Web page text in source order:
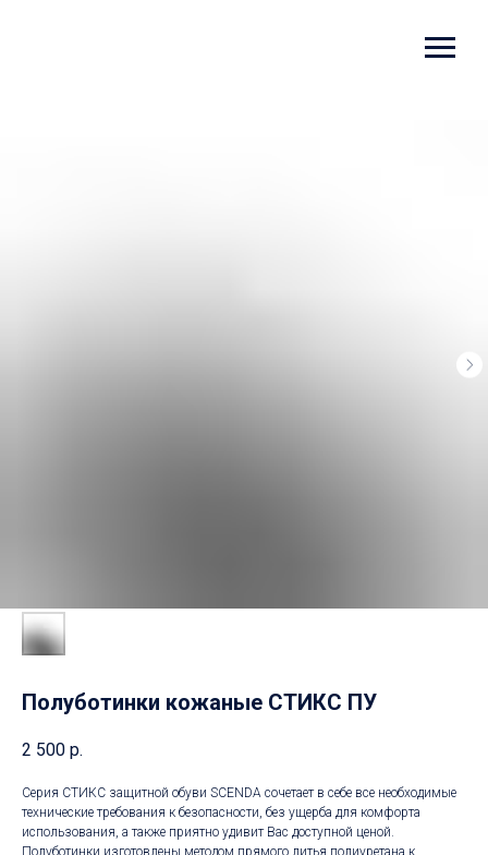
Полуботинки кожаные СТИКС ПУ
2 500 р.
Серия СТИКС защитной обуви SCENDA сочетает в себе все необходимые
технические требования к безопасности, без ущерба для комфорта
использования, а также приятно удивит Вас доступной ценой.